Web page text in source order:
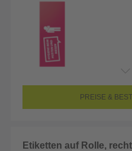
PREISE &
Etiketten auf Rolle,